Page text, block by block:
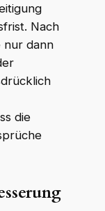
Nach
nur dann
die